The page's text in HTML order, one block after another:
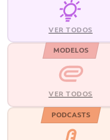
VER TODOS
MODELOS
VER TODOS
PODCASTS